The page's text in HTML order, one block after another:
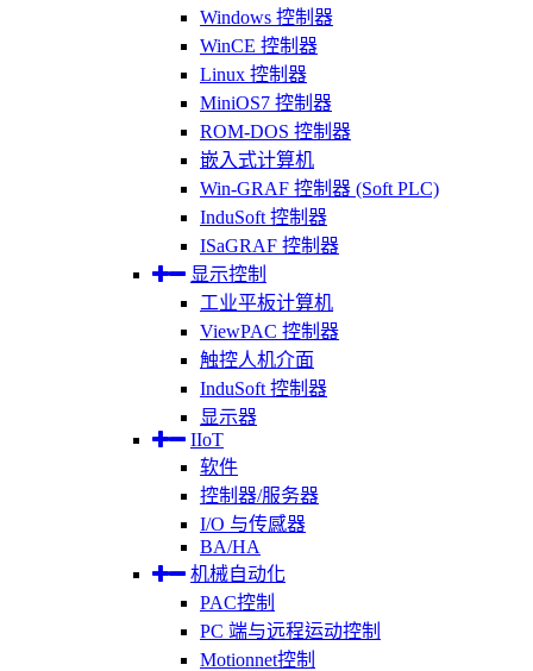
Windows 控制器
WinCE 控制器
Linux 控制器
MiniOS7 控制器
ROM-DOS 控制器
嵌入式计算机
Win-GRAF 控制器 (Soft PLC)
InduSoft 控制器
ISaGRAF 控制器
显示控制
工业平板计算机
ViewPAC 控制器
触控人机介面
InduSoft 控制器
显示器
IIoT
软件
控制器/服务器
I/O 与传感器
BA/HA
机械自动化
PAC控制
PC 端与远程运动控制
Motionnet控制